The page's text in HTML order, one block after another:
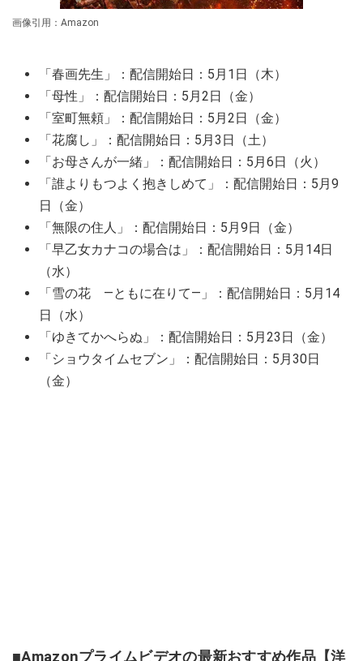
画像引用：Amazon
「春画先生」：配信開始日：5月1日（木）
「母性」：配信開始日：5月2日（金）
「室町無頼」：配信開始日：5月2日（金）
「花腐し」：配信開始日：5月3日（土）
「お母さんが一緒」：配信開始日：5月6日（火）
「誰よりもつよく抱きしめて」：配信開始日：5月9
日（金）
「無限の住人」：配信開始日：5月9日（金）
「早乙女カナコの場合は」：配信開始日：5月14日
（水）
「雪の花 ―ともに在りて―」：配信開始日：5月14
日（水）
「ゆきてかへらぬ」：配信開始日：5月23日（金）
「ショウタイムセブン」：配信開始日：5月30日
（金）
■Amazonプライムビデオの最新おすすめ作品【洋